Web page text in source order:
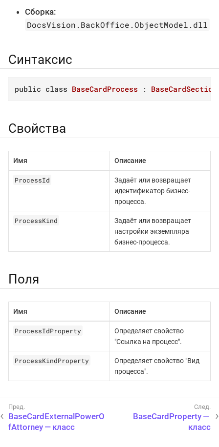
Сборка:
DocsVision.BackOffice.ObjectModel.dll
Синтаксис
public class BaseCardProcess :
Свойства
Имя Описание
ProcessId
Задаёт или возвращает
идентификатор бизнес-
процесса.
ProcessKind
Задаёт или возвращает
настройки экземпляра
бизнес-процесса.
Поля
Имя Описание
ProcessIdProperty
Определяет свойство
"Ссылка на процесс".
ProcessKindProperty
Определяет свойство "Вид
процесса".
BaseCardExternalPowerO
fAttorney — класс
BaseCardProperty —
класс